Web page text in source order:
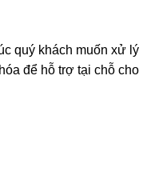
quý khách muốn xử lý
để hỗ trợ tại chỗ cho